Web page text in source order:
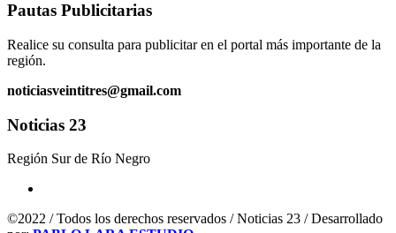
Pautas Publicitarias
Realice su consulta para publicitar en el portal más importante de la
región.
noticiasveintitres@gmail.com
Noticias 23
Región Sur de Río Negro
©2022 / Todos los derechos reservados / Noticias 23 / Desarrollado